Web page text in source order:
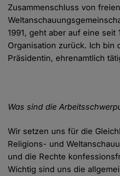
Zusammenschluss von
1991, geht aber auf eine seit
Organisation zurück. Ich bin
Präsidentin, ehrenamtlich
Was sind die
Wir setzen uns für die
Religions- und
und die Rechte
Wichtig sind uns die